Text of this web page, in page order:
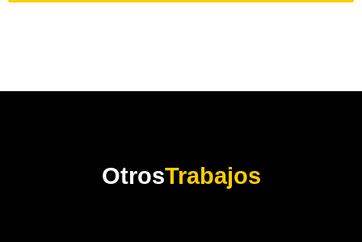
OtrosTrabajos